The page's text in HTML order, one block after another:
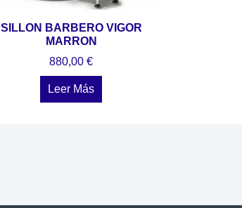
SILLON BARBERO VIGOR
MARRON
880,00€
Leer Más